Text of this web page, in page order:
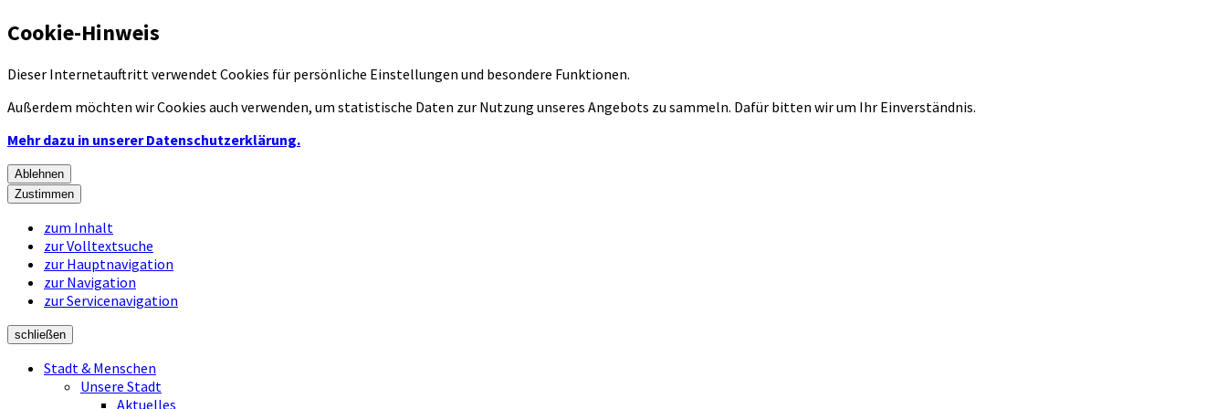
Cookie-Hinweis
Dieser Internetauftritt verwendet Cookies für persönliche Einstellungen und besondere Funktionen.
Außerdem möchten wir Cookies auch verwenden, um statistische Daten zur Nutzung unseres Angebots zu sammeln. Dafür bitten wir um Ihr Einverständnis.
Mehr dazu in unserer Datenschutzerklärung.
Ablehnen
Zustimmen
zum Inhalt
zur Volltextsuche
zur Hauptnavigation
zur Navigation
zur Servicenavigation
schließen
Stadt & Menschen
Unsere Stadt
Aktuelles